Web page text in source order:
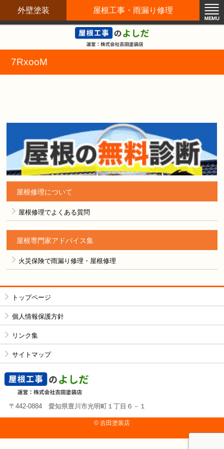
外壁塗装 屋根工事・雨漏り修理
7RxooM
屋根修理について
屋根修理でよくある質問
屋根専門家アドバイス集
火災保険で雨漏り修理・屋根修理
トップページ
個人情報保護方針
リンク集
サイトマップ
〒442-0884 愛知県豊川市光明町１丁目６－１
© 吉⽥塗装店